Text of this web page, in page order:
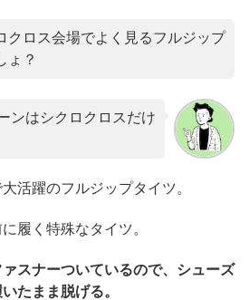
クロス会場でよく見るフルジップ
ょ？
ンはシクロクロスだけ
活躍のフルジップタイツ。
履く特殊なタイツ。
スナーついているので、シューズ
たまま脱げる。